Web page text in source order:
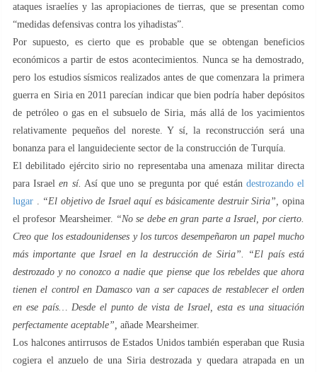
ataques israelíes y las apropiaciones de tierras, que se presentan como
“medidas defensivas contra los yihadistas”.
Por supuesto, es cierto que es probable que se obtengan beneficios
económicos a partir de estos acontecimientos. Nunca se ha demostrado,
pero los estudios sísmicos realizados antes de que comenzara la primera
guerra en Siria en 2011 parecían indicar que bien podría haber depósitos
de petróleo o gas en el subsuelo de Siria, más allá de los yacimientos
relativamente pequeños del noreste. Y sí, la reconstrucción será una
bonanza para el languideciente sector de la construcción de Turquía.
El debilitado ejército sirio no representaba una amenaza militar directa
para Israelen sí. Así que uno se pregunta por qué están destrozando el
lugar . “El objetivo de Israel aquí es básicamente destruir Siria”,opina
el profesor Mearsheimer. “No se debe en gran parte a Israel, por cierto.
Creo que los estadounidenses y los turcos desempeñaron un papel mucho
más importante que Israel en la destrucción de Siria”. “El país está
destrozado y no conozco a nadie que piense que los rebeldes que ahora
tienen el control en Damasco van a ser capaces de restablecer el orden
en ese país… Desde el punto de vista de Israel, esta es una situación
perfectamente aceptable”, añade Mearsheimer.
Los halcones antirrusos de Estados Unidos también esperaban que Rusia
cogiera el anzuelo de una Siria destrozada y quedara atrapada en un